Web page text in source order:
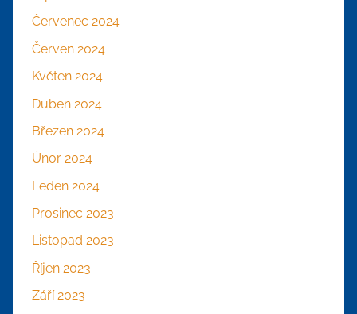
Červenec 2024
Červen 2024
Květen 2024
Duben 2024
Březen 2024
Únor 2024
Leden 2024
Prosinec 2023
Listopad 2023
Říjen 2023
Září 2023